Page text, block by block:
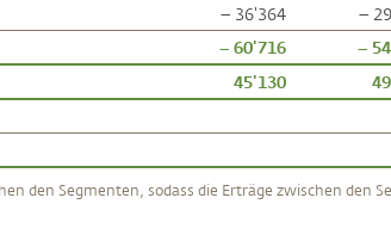
– 36'364
–
– 60'716
–
45'130
den Segmenten, sodass die Erträge zwischen den